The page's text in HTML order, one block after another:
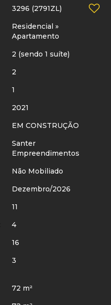
3296 (2791ZL)
Residencial »
Apartamento
2 (sendo 1 suíte)
2
1
2021
EM CONSTRUÇÃO
Santer
Empreendimentos
Não Mobiliado
Dezembro/2026
11
4
16
3
72 m²